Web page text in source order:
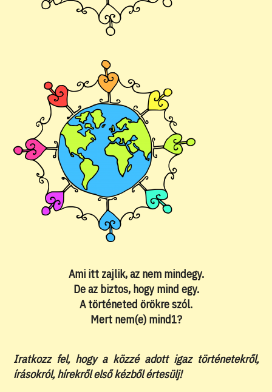
Ami itt zajlik, az nem mindegy.
De az biztos, hogy mind egy.
A történeted örökre szól.
Mert nem(e) mind1?
Iratkozz fel, hogy a közzé adott igaz történetekről,
írásokról, hírekről első kézből értesülj!